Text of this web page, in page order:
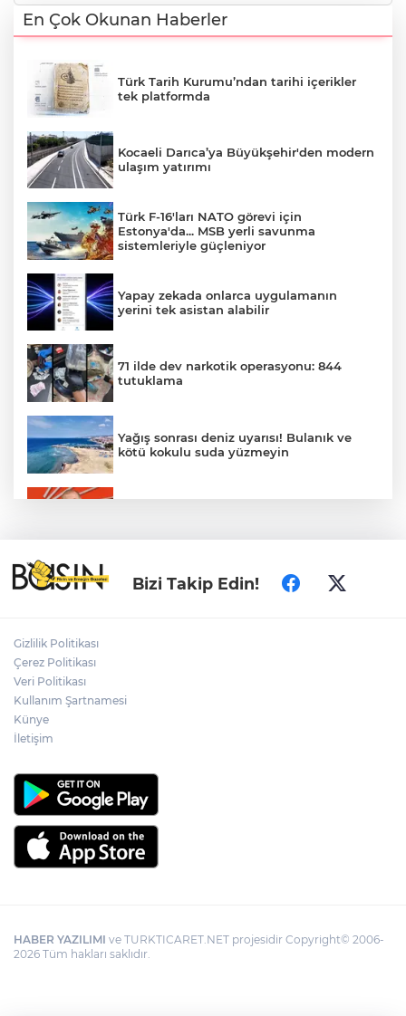
En Çok Okunan Haberler
Türk Tarih Kurumu’ndan tarihi içerikler
tek platformda
Kocaeli Darıca’ya Büyükşehir'den modern
ulaşım yatırımı
Türk F-16'ları NATO görevi için
Estonya'da... MSB yerli savunma
sistemleriyle güçleniyor
Yapay zekada onlarca uygulamanın
yerini tek asistan alabilir
71 ilde dev narkotik operasyonu: 844
tutuklama
Yağış sonrası deniz uyarısı! Bulanık ve
kötü kokulu suda yüzmeyin
Türkiye ile Vietnam arasında 'hava'da
yeni dönem... Sefer kapasitesi artırıldı
Bizi Takip Edin!
Gizlilik Politikası
Çerez Politikası
Veri Politikası
Kullanım Şartnamesi
Künye
İletişim
HABER YAZILIMI ve TURKTICARET.NET projesidir Copyright© 2006-
2026 Tüm hakları saklıdır.